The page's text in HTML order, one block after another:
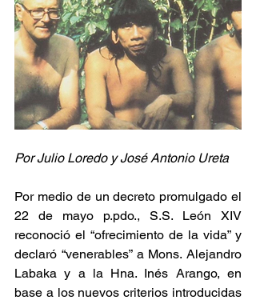
Por Julio Loredo y José Antonio Ureta
Por medio de un decreto promulgado el
22 de mayo p.pdo., S.S. León XIV
reconoció el “ofrecimiento de la vida” y
declaró “venerables” a Mons. Alejandro
Labaka y a la Hna. Inés Arango, en
base a los nuevos criterios introducidas